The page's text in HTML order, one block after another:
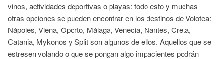
vinos, actividades deportivas o playas: todo esto y muchas
otras opciones se pueden encontrar en los destinos de Volotea:
Nápoles, Viena, Oporto, Málaga, Venecia, Nantes, Creta,
Catania, Mykonos y Split son algunos de ellos. Aquellos que se
estresen volando o que se pongan algo impacientes podrán